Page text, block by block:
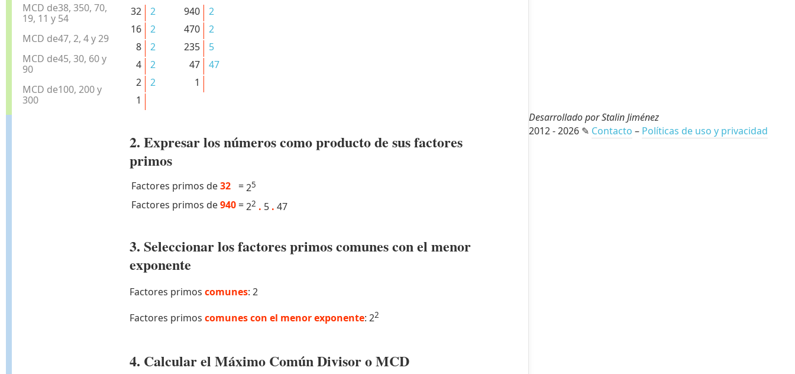
MCD de38, 350, 70,
19, 11 y 54
MCD de47, 2, 4 y 29
MCD de45, 30, 60 y
90
MCD de100, 200 y
300
32
2
16
2
8
2
4
2
2
2
1
940
2
470
2
235
5
47
47
1
2. Expresar los números como producto de sus factores
primos
Factores primos de32 =25
Factores primos de940 =22 . 5 . 47
3. Seleccionar los factores primos comunes con el menor
exponente
Factores primos comunes: 2
Factores primos comunes con el menor exponente: 22
4. Calcular el Máximo Común Divisor o MCD
Desarrollado por Stalin Jiménez
2012 - 2026 ✎ Contacto – Políticas de uso y privacidad